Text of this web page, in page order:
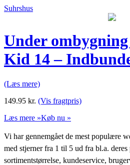
Suhrshus
Under
Kid 14 –
(Læs mere)
149.95 kr. (Vis fragtpris)
Læs mere »Køb nu »
Vi har gennemgået de mest populære
med stjerner fra 1 til 5 ud fra bl.a. deres
sortimentstørrelse, kundeservice,